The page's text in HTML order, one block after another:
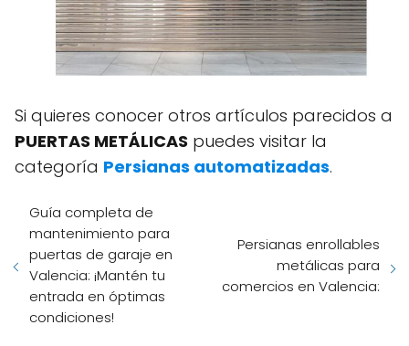
Si quieres conocer otros artículos parecidos a
PUERTAS METÁLICAS puedes visitar la
categoría Persianas automatizadas.
Guía completa de
mantenimiento para
puertas de garaje en
Valencia: ¡Mantén tu
entrada en óptimas
condiciones!
Persianas enrollables
metálicas para
comercios en Valencia: